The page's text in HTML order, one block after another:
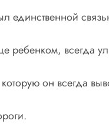
единственной
ребенком, всегда
он всегда